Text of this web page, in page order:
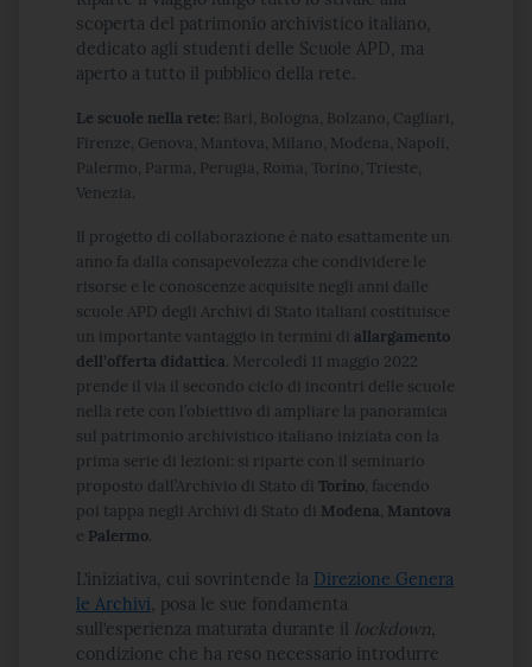
scoperta del patrimonio archivistico italiano,
dedicato agli studenti delle Scuole APD, ma
aperto a tutto il pubblico della rete.
Le scuole nella rete: Bari, Bologna, Bolzano, Cagliari,
Firenze, Genova, Mantova, Milano, Modena, Napoli,
Palermo, Parma, Perugia, Roma, Torino, Trieste,
Venezia.
Il progetto di collaborazione è nato esattamente un
anno fa dalla consapevolezza che condividere le
risorse e le conoscenze acquisite negli anni dalle
scuole APD degli Archivi di Stato italiani costituisce
un importante vantaggio in termini di allargamento
dell’offerta didattica. Mercoledì 11 maggio 2022
prende il via il secondo ciclo di incontri delle scuole
nella rete con l’obiettivo di ampliare la panoramica
sul patrimonio archivistico italiano iniziata con la
prima serie di lezioni: si riparte con il seminario
proposto dall’Archivio di Stato di Torino, facendo
poi tappa negli Archivi di Stato di Modena, Mantova
e Palermo.
L’iniziativa, cui sovrintende la Direzione Genera
le Archivi, posa le sue fondamenta
sull’esperienza maturata durante il lockdown,
condizione che ha reso necessario introdurre